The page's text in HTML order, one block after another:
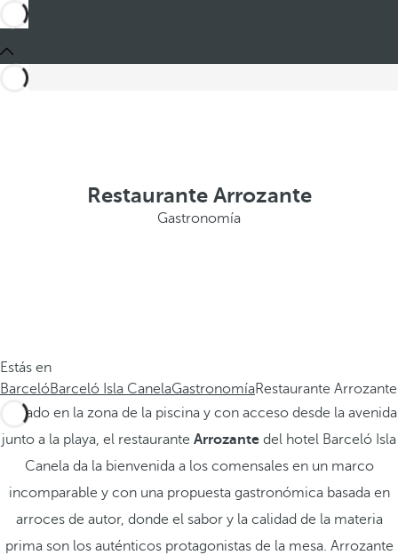
Restaurante Arrozante
Gastronomía
Estás en
BarcelóBarceló Isla CanelaGastronomíaRestaurante Arrozante
Situado en la zona de la piscina y con acceso desde la avenida
junto a la playa, el restaurante Arrozante del hotel Barceló Isla
Canela da la bienvenida a los comensales en un marco
incomparable y con una propuesta gastronómica basada en
arroces de autor, donde el sabor y la calidad de la materia
prima son los auténticos protagonistas de la mesa. Arrozante